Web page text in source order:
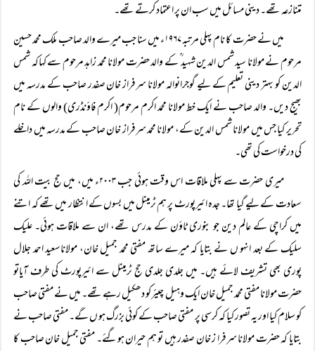
متنازعہ تھے۔ دینی مسائل میں سب ان پر اعتماد کرتے تھے۔
میں نے حضرت کا نام پہلی مرتبہ ۱۹۶۷ء میں سنا جب میرے والد صاحب ملک محمد حسین
مرحوم نے مولانا سید شمس الدین شہید ؒ کے والد حضرت مولانا محمد زاہد مرحوم سے کہاکہ شمس
الدین کو بہتر دینی تعلیم کے لیے گوجرانوالہ مولانا سرفراز خان صفدر صاحب کے مدرسہ میں
بھیج دیں۔ والد صاحب نے ایک خط مولانا محمد اکرم مرحوم( اکرم فاؤنڈری) والوں کے نام
تحریر کیا جس میں مولانا شمس الدین کے، مولانا محمد سرفراز خان صاحب کے مدرسہ میں داخلے
کی درخواست کی تھی۔
میری حضرت سے پہلی ملاقات اس وقت ہوئی جب ۲۰۰۳ء میں، میں حج بیت اللہ کی
سعادت کے لیے گیا تھا۔ جدہ ائیرپورٹ پر ہم ٹرمینل میں بسوں کے انتظار میں تھے کہ اتنے
میں کراچی کے عالم دین جو بنوری ٹاؤن کے مدرس تھے، ان سے ملاقات ہوئی۔ علیک
سلیک کے بعد انہو ں نے بتایا کہ میرے ساتھ مفتی محمد جمیل خان، مولاناسعید احمد جلال
پوری بھی تشریف لائے ہیں۔ میں جلدی جلدی حج ٹرمینل سے ائیرپورٹ کی طرف آیاتو
حضرت مولانا مفتی محمد جمیل خان ایک وہیل چیئرکو دھکیل رہے تھے۔ میں نے مفتی صاحب
کو سلام کیا اور یہ تصور کیا کہ کرسی پر مفتی صاحب کے کوئی بزرگ ہو ں گے۔ مفتی صاحب نے
بتایا کہ حضرت مولانا سرفرا ز خان صفدر ہیں تو ہم حیران ہوگئے۔ مفتی جمیل خان صاحب کا